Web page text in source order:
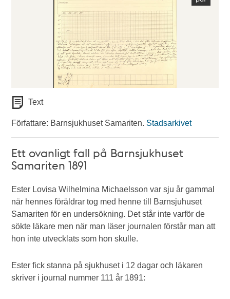
Text
Författare: Barnsjukhuset Samariten. Stadsarkivet
Ett ovanligt fall på Barnsjukhuset
Samariten 1891
Ester Lovisa Wilhelmina Michaelsson var sju år gammal
när hennes föräldrar tog med henne till Barnsjuhuset
Samariten för en undersökning. Det står inte varför de
sökte läkare men när man läser journalen förstår man att
hon inte utvecklats som hon skulle.
Ester fick stanna på sjukhuset i 12 dagar och läkaren
skriver i journal nummer 111 år 1891: